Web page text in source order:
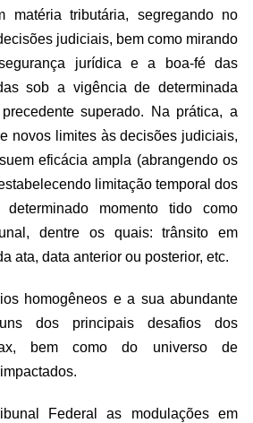
matéria tributária, segregando no
judiciais, bem como mirando
jurídica e a boa-fé das
sob a vigência de determinada
superado. Na prática, a
novos limites às decisões judiciais,
eficácia ampla (abrangendo os
limitação temporal dos
momento tido como
dentre os quais: trânsito em
ata, data anterior ou posterior, etc.
homogêneos e a sua abundante
dos principais desafios dos
bem como do universo de
Federal as modulações em